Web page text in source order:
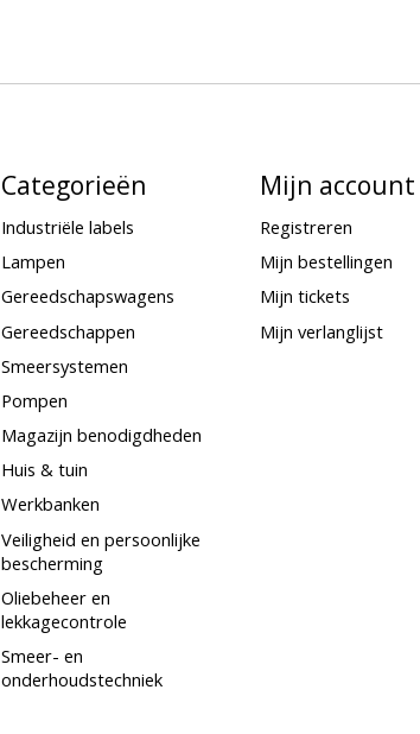
Categorieën
Industriële labels
Lampen
Gereedschapswagens
Gereedschappen
Smeersystemen
Pompen
Magazijn benodigdheden
Huis & tuin
Werkbanken
Veiligheid en persoonlijke
bescherming
Oliebeheer en
lekkagecontrole
Smeer- en
onderhoudstechniek
Mijn account
Registreren
Mijn bestellingen
Mijn tickets
Mijn verlanglijst